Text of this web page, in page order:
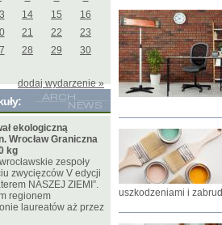
uszkodzeniami i
14 15
16
21 22
23
28 29
30
dodaj wydarzenie »
ekologiczną
Wrocław Graniczna
kg
zespoły
zwycięzców V edycji
NASZEJ ZIEMI”.
regionem
laureatów aż przez